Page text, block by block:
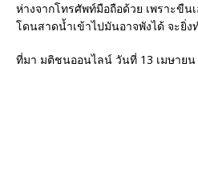
ห่างจากโทรศัพท์มือถือด้วย เพราะขืน
โดนสาดน้ำเข้าไปมันอาจพังได้ จะยิ่
ที่มา มติชนออนไลน์ วันที่ 13 เมษายน